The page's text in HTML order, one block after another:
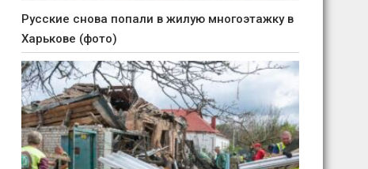
Русские снова попали в жилую многоэтажку в
Харькове (фото)